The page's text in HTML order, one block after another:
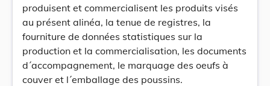
produisent et commercialisent les produits visés
au présent alinéa, la tenue de registres, la
fourniture de données statistiques sur la
production et la commercialisation, les documents
d´accompagnement, le marquage des oeufs à
couver et l´emballage des poussins.